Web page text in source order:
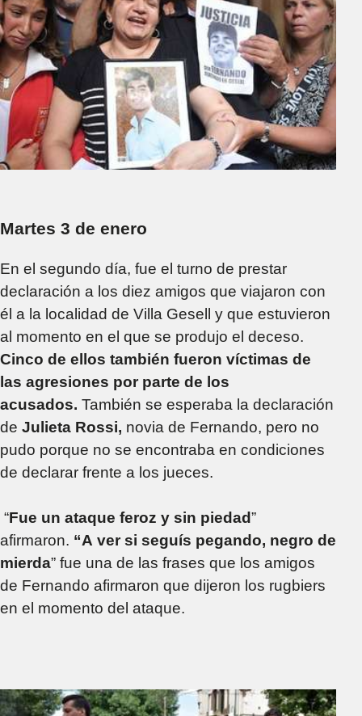
Martes 3 de enero
En el segundo día, fue el turno de prestar
declaración a los diez amigos que viajaron con
él a la localidad de Villa Gesell y que estuvieron
al momento en el que se produjo el deceso.
Cinco de ellos también fueron víctimas de
las agresiones por parte de los
acusados. También se esperaba la declaración
de Julieta Rossi, novia de Fernando, pero no
pudo porque no se encontraba en condiciones
de declarar frente a los jueces.
“Fue un ataque feroz y sin piedad”
afirmaron. “A ver si seguís pegando, negro de
mierda” fue una de las frases que los amigos
de Fernando afirmaron que dijeron los rugbiers
en el momento del ataque.